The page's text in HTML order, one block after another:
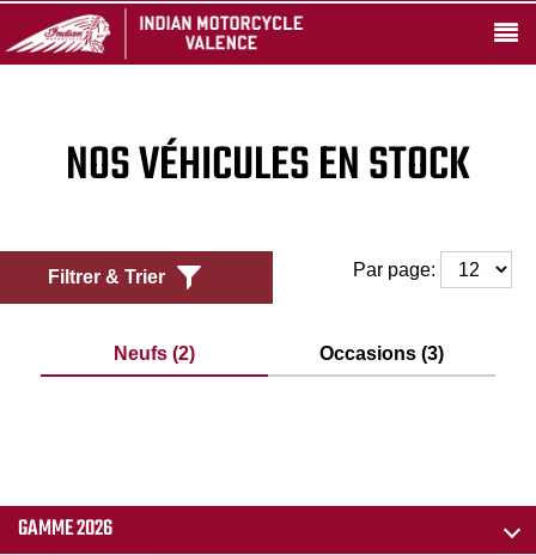
NOS VÉHICULES EN STOCK
Filtrer & Trier Par page:
Neufs (2) Occasions (3)
GAMME 2026